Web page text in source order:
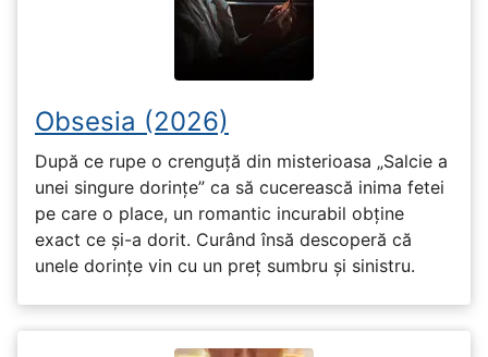
Obsesia (2026)
După ce rupe o crenguță din misterioasa „Salcie a
unei singure dorințe” ca să cucerească inima fetei
pe care o place, un romantic incurabil obține
exact ce și-a dorit. Curând însă descoperă că
unele dorințe vin cu un preț sumbru și sinistru.